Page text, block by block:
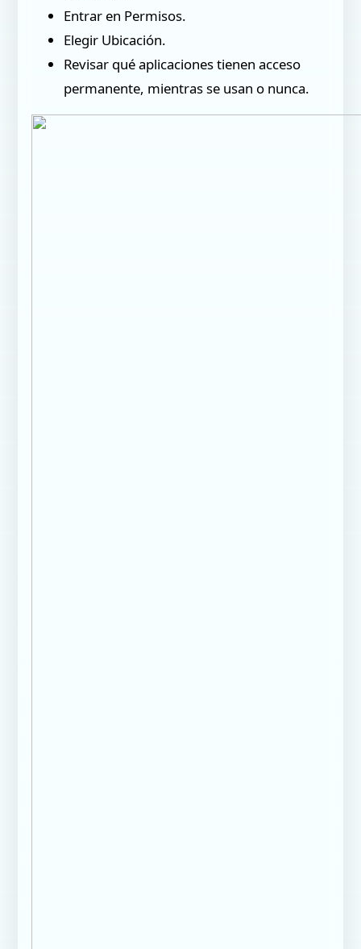
Entrar en Permisos.
Elegir Ubicación.
Revisar qué aplicaciones tienen acceso
permanente, mientras se usan o nunca.